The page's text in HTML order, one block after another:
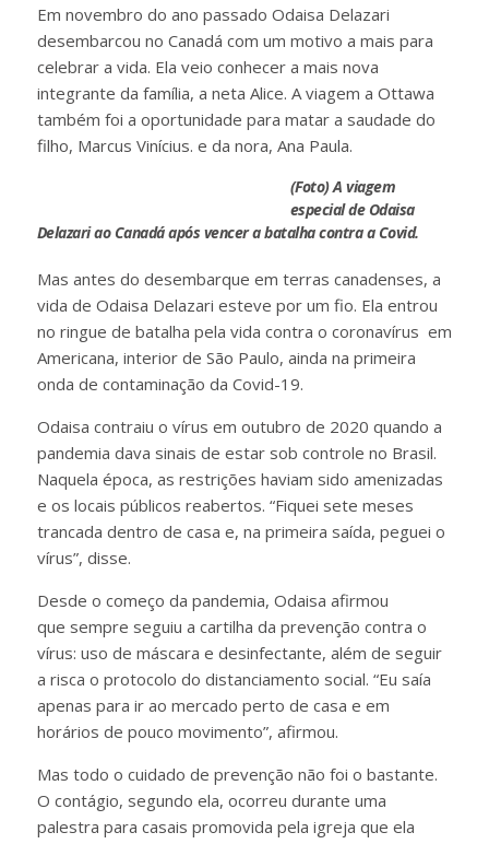
Em novembro do ano passado Odaisa Delazari
desembarcou no Canadá com um motivo a mais para
celebrar a vida. Ela veio conhecer a mais nova
integrante da família, a neta Alice. A viagem a Ottawa
também foi a oportunidade para matar a saudade do
filho, Marcus Vinícius. e da nora, Ana Paula.
(Foto) A viagem
especial de Odaisa
Delazari ao Canadá após vencer a batalha contra a Covid.
Mas antes do desembarque em terras canadenses, a
vida de Odaisa Delazari esteve por um fio. Ela entrou
no ringue de batalha pela vida contra o coronavírus em
Americana, interior de São Paulo, ainda na primeira
onda de contaminação da Covid-19.
Odaisa contraiu o vírus em outubro de 2020 quando a
pandemia dava sinais de estar sob controle no Brasil.
Naquela época, as restrições haviam sido amenizadas
e os locais públicos reabertos. “Fiquei sete meses
trancada dentro de casa e, na primeira saída, peguei o
vírus”, disse.
Desde o começo da pandemia, Odaisa afirmou
que sempre seguiu a cartilha da prevenção contra o
vírus: uso de máscara e desinfectante, além de seguir
a risca o protocolo do distanciamento social. “Eu saía
apenas para ir ao mercado perto de casa e em
horários de pouco movimento”, afirmou.
Mas todo o cuidado de prevenção não foi o bastante.
O contágio, segundo ela, ocorreu durante uma
palestra para casais promovida pela igreja que ela